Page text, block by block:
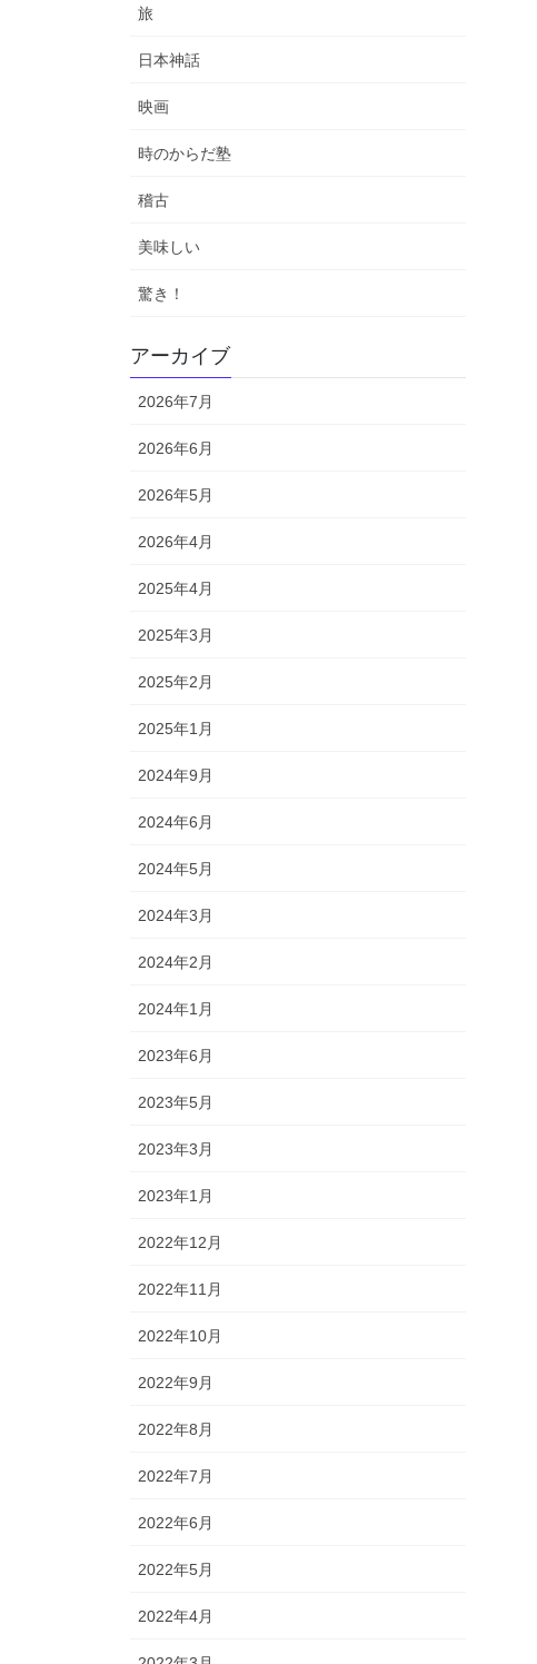
旅
日本神話
映画
時のからだ塾
稽古
美味しい
驚き！
アーカイブ
2026年7月
2026年6月
2026年5月
2026年4月
2025年4月
2025年3月
2025年2月
2025年1月
2024年9月
2024年6月
2024年5月
2024年3月
2024年2月
2024年1月
2023年6月
2023年5月
2023年3月
2023年1月
2022年12月
2022年11月
2022年10月
2022年9月
2022年8月
2022年7月
2022年6月
2022年5月
2022年4月